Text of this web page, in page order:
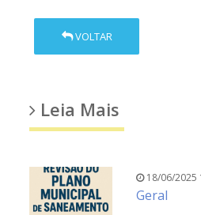
VOLTAR
Leia Mais
18/06/2025
Geral